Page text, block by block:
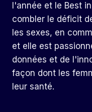
l'année et le Best
combler le déficit
les sexes, en
et elle est
données et de
façon dont les
leur santé.